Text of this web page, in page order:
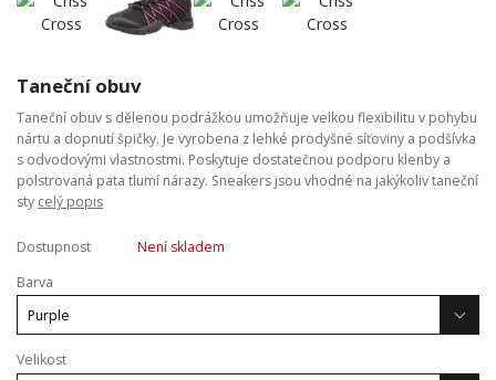
Taneční obuv
Taneční obuv s dělenou podrážkou umožňuje velkou flexibilitu v pohybu
nártu a dopnutí špičky. Je vyrobena z lehké prodyšné síťoviny a podšívka
s odvodovými vlastnostmi. Poskytuje dostatečnou podporu klenby a
polstrovaná pata tlumí nárazy. Sneakers jsou vhodné na jakýkoliv taneční
sty celý popis
Dostupnost
Není skladem
Barva
Velikost